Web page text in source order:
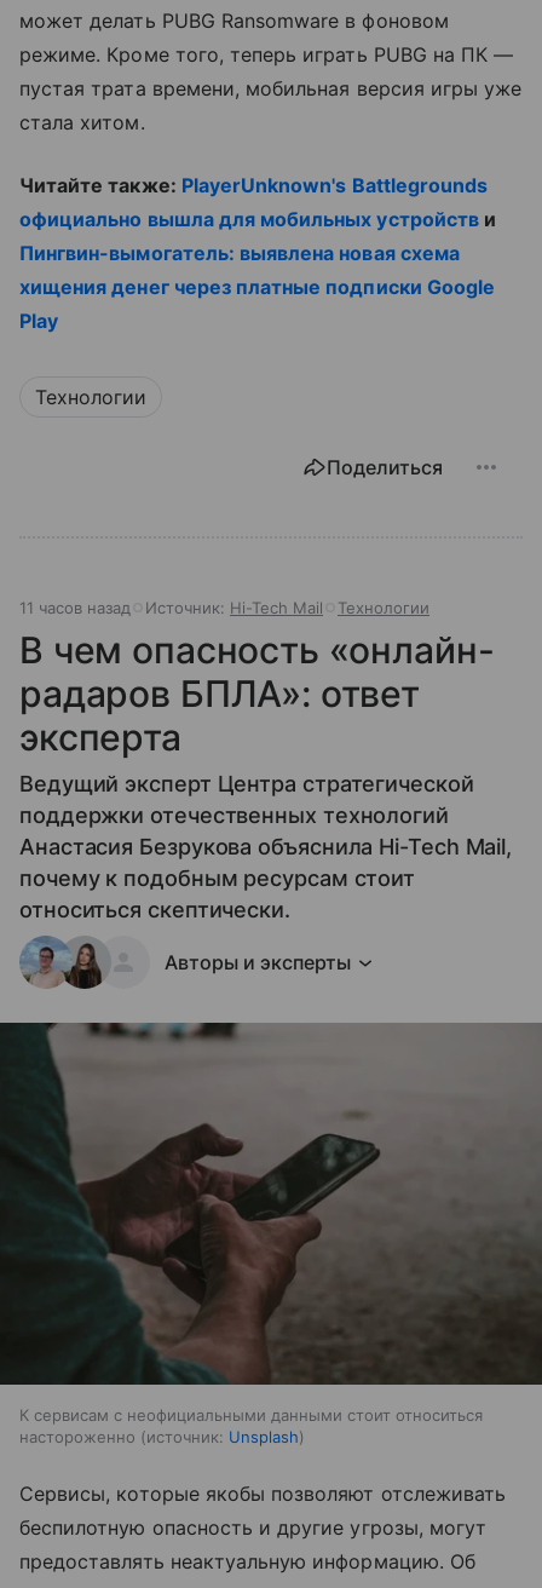
может делать PUBG Ransomware в фоновом
режиме. Кроме того, теперь играть PUBG на ПК —
пустая трата времени, мобильная версия игры уже
стала хитом.
Читайте также: PlayerUnknown's Battlegrounds
официально вышла для мобильных устройстви
Пингвин-вымогатель: выявлена новая схема
хищения денег через платные подписки Google
Play
Технологии
Поделиться
11 часов назад Источник: Hi-Tech Mail Технологии
В чем опасность «онлайн-
радаров БПЛА»: ответ
эксперта
Ведущий эксперт Центра стратегической
поддержки отечественных технологий
Анастасия Безрукова объяснила Hi-Tech Mail,
почему к подобным ресурсам стоит
относиться скептически.
Авторы и эксперты
К сервисам с неофициальными данными стоит относиться
настороженно
источник: Unsplash
Сервисы, которые якобы позволяют отслеживать
беспилотную опасность и другие угрозы, могут
предоставлять неактуальную информацию. Об